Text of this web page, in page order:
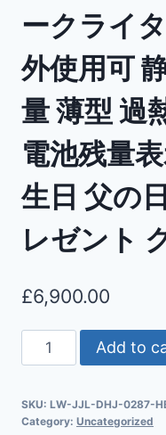
ークライ
外使用可
量 薄型 過
電池残量
生日 父の
レゼント
£6,900.00
Add to
SKU: LW-JJL-DHJ-0287-
Category: Uncategorized